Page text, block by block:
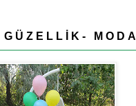
GÜZELLİK- MODA